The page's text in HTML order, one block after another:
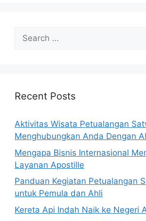
Search
for:
Recent Posts
Aktivitas Wisata Petualangan
Menghubungkan Anda Dengan
Mengapa Bisnis Internasional
Layanan Apostille
Panduan Kegiatan Petualangan
untuk Pemula dan Ahli
Kereta Api Indah Naik ke Negeri